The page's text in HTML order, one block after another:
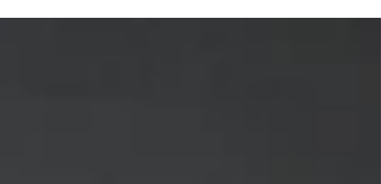
alrededor del mundo.